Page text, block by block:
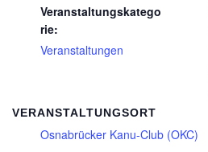
Veranstaltungskatego
rie:
Veranstaltungen
VERANSTALTUNGSORT
Osnabrücker Kanu-Club (OKC)